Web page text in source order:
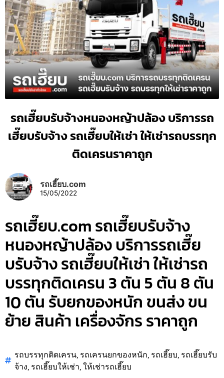
รถเฮี๊ยบรับจ้างหนองหญ้าปล้อง บริการรถ
เฮี๊ยบรับจ้าง รถเฮี๊ยบให้เช่า ให้เช่ารถบรรทุก
ติดเครนราคาถูก
รถเฮี๊ยบ.com
15/05/2022
รถเฮี๊ยบ.com รถเฮี๊ยบรับจ้าง
หนองหญ้าปล้อง บริการรถเฮี๊ย
บรับจ้าง รถเฮี๊ยบให้เช่า ให้เช่ารถ
บรรทุกติดเครน 3 ตัน 5 ตัน 8 ตัน
10 ตัน รับยกของหนัก ขนส่ง ขน
ย้าย สินค้า เครื่องจักร ราคาถูก
รถบรรทุกติดเครน, รถเครนยกของหนัก, รถเฮี๊ยบ, รถเฮี๊ยบรับ
จ้าง, รถเฮี๊ยบให้เช่า,ให้เช่ารถเฮี๊ยบ